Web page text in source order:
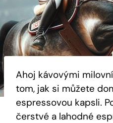
Ahoj kávovými
tom, jak si můžete
espressovou kapsli.
čerstvé a lahodné